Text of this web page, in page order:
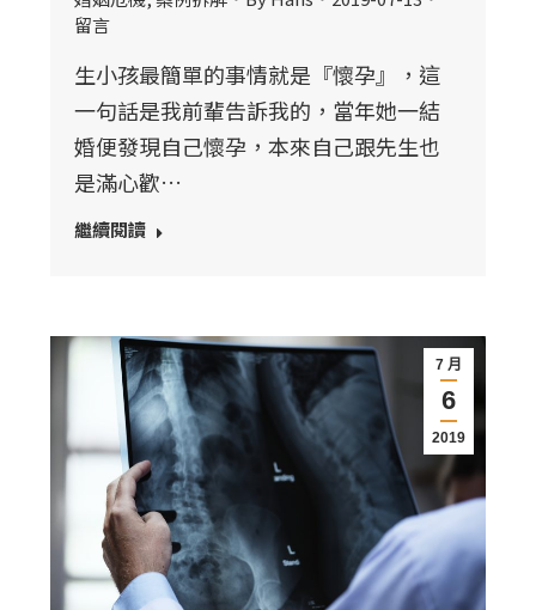
留言
生小孩最簡單的事情就是『懷孕』，這
一句話是我前輩告訴我的，當年她一結
婚便發現自己懷孕，本來自己跟先生也
是滿心歡…
繼續閱讀
7 月
6
2019